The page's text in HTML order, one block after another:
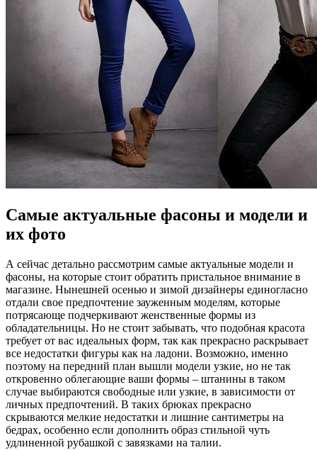
Самые актуальные фасоны и модели и
их фото
А сейчас детально рассмотрим самые актуальные модели и
фасоны, на которые стоит обратить пристальное внимание в
магазине. Нынешней осенью и зимой дизайнеры единогласно
отдали свое предпочтение зауженным моделям, которые
потрясающе подчеркивают женственные формы из
обладательницы. Но не стоит забывать, что подобная красота
требует от вас идеальных форм, так как прекрасно раскрывает
все недостатки фигуры как на ладони. Возможно, именно
поэтому на передний план вышли модели узкие, но не так
откровенно облегающие ваши формы – штанины в таком
случае выбираются свободные или узкие, в зависимости от
личных предпочтений. В таких брюках прекрасно
скрываются мелкие недостатки и лишние сантиметры на
бедрах, особенно если дополнить образ стильной чуть
удлиненной рубашкой с завязками на талии.